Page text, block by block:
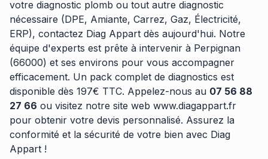
votre diagnostic plomb ou tout autre diagnostic
nécessaire (DPE, Amiante, Carrez, Gaz, Électricité,
ERP), contactez Diag Appart dès aujourd'hui. Notre
équipe d'experts est prête à intervenir à Perpignan
(66000) et ses environs pour vous accompagner
efficacement. Un pack complet de diagnostics est
disponible dès 197€ TTC. Appelez-nous au 07 56 88
27 66 ou visitez notre site web www.diagappart.fr
pour obtenir votre devis personnalisé. Assurez la
conformité et la sécurité de votre bien avec Diag
Appart !